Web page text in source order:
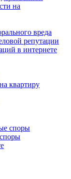
на
вреда
репутации
в интернете
квартиру
споры